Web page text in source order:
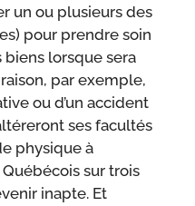
un ou plusieurs des
pour prendre soin
biens lorsque sera
par exemple,
ou d’un accident
ses facultés
physique à
sur trois
inapte. Et